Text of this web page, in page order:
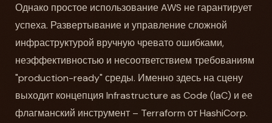
Однако простое использование AWS не гарантирует
успеха. Развертывание и управление сложной
инфраструктурой вручную чревато ошибками,
неэффективностью и несоответствием требованиям
"production-ready" среды. Именно здесь на сцену
выходит концепция Infrastructure as Code (IaC) и ее
флагманский инструмент – Terraform от HashiCorp.